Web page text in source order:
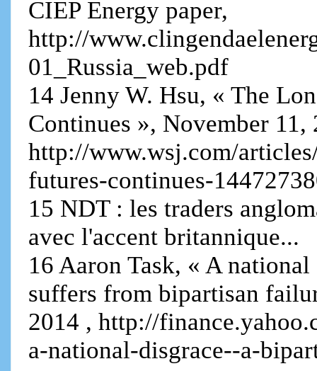
CIEP Energy paper,
http://
01_Russia_web.pdf
14 Jenny W. Hsu, « The
Continues », November
http://www.wsj.com/
futures-continues-
15 NDT : les traders
avec l'accent britannique...
16 Aaron Task, « A
suffers from bipartisan
2014 , http://
a-national-disgrace--a-